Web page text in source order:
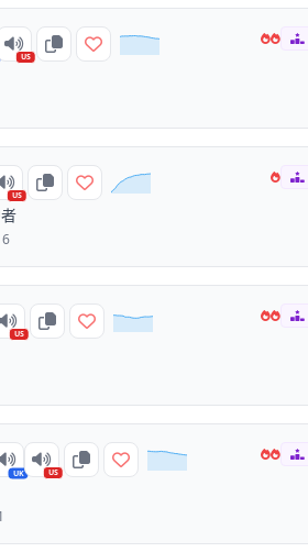
US
US
6
US
UK US